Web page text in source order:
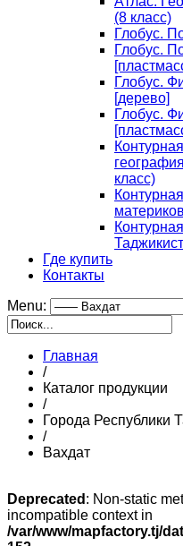
(8 класс)
Глобус.
Глобус.
Глобус.
[дерево]
Глобус.
класс)
Где купить
Контакты
Menu:
Главная
/
Каталог продукции
/
Города Республики
/
Вахдат
Deprecated : Non-static
incompatible context in
/var/www/mapfactory.tj/